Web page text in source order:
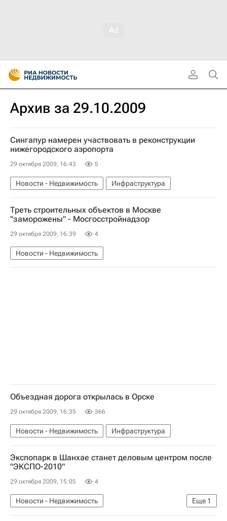
Архив за 29.10.2009
Сингапур намерен участвовать в реконструкции
нижегородского аэропорта
29 октября 2009, 16:43 5
Новости - Недвижимость Инфраструктура
Треть строительных объектов в Москве
"заморожены" - Мосгосстройнадзор
29 октября 2009, 16:39 4
Новости - Недвижимость
Объездная дорога открылась в Орске
29 октября 2009, 16:35 366
Новости - Недвижимость Инфраструктура
Экспопарк в Шанхае станет деловым центром после
"ЭКСПО-2010"
29 октября 2009, 15:05 4
Еще 1
Новости - Недвижимость
Коммерческая недвижимость